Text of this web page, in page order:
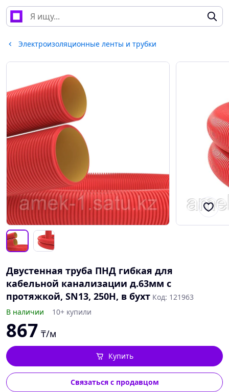
Электроизоляционные ленты и трубки
Двустенная труба ПНД гибкая для
кабельной канализации д.63мм с
протяжкой, SN13, 250Н, в бухт Код: 121963
В наличии
10+ купили
867 ₸/м
Купить
Связаться с продавцом